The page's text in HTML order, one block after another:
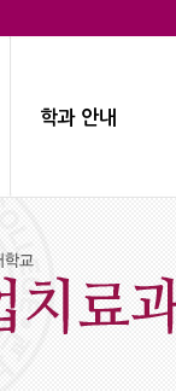
학과 안내